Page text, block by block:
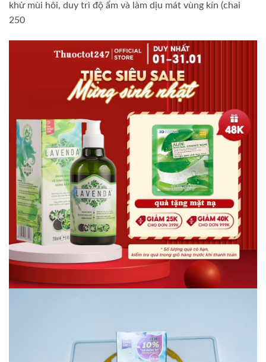
khử mùi hôi, duy trì độ ẩm và làm dịu mát vùng kín (chai
250